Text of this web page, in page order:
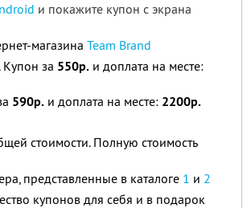
и покажите купон с экрана
магазина Team Brand
Купон за 550р. и доплата на месте:
590р. и доплата на месте: 2200р.
стоимости. Полную стоимость
представленные в каталоге 1 и 2
купонов для себя и в подарок